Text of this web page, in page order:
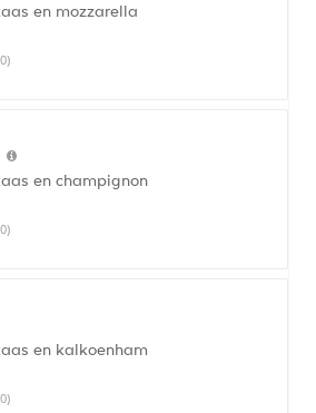
en mozzarella
en champignon
en kalkoenham